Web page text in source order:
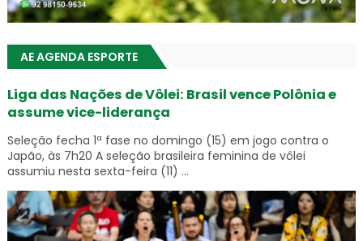
AE AGENDA ESPORTE
Liga das Nações de Vôlei: Brasil vence Polônia e
assume vice-liderança
Seleção fecha 1ª fase no domingo (15) em jogo contra o
Japão, às 7h20 A seleção brasileira feminina de vôlei
assumiu nesta sexta-feira (11) ...